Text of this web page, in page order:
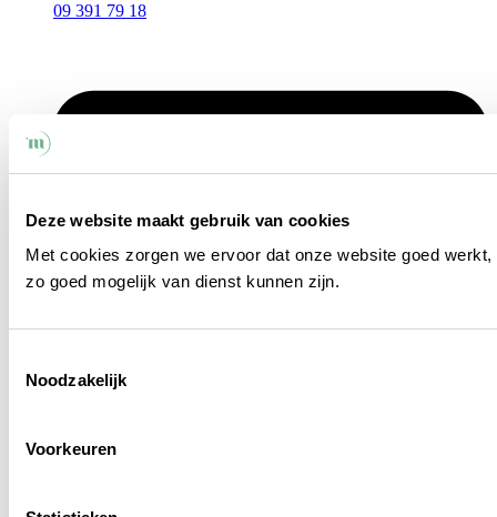
Deze website maakt gebruik van cookies
Met cookies zorgen we ervoor dat onze website goed werkt,
zo goed mogelijk van dienst kunnen zijn.
Noodzakelijk
Voorkeuren
09 391 79 18